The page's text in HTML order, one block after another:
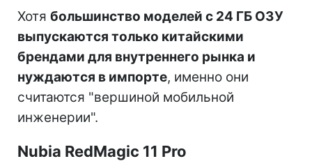
Хотя большинство моделей с 24 ГБ ОЗУ
выпускаются только китайскими
брендами для внутреннего рынка и
нуждаются в импорте, именно они
считаются "вершиной мобильной
инженерии".
Nubia RedMagic 11 Pro